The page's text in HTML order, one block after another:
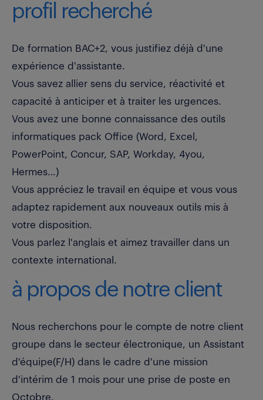
profil recherché
De formation BAC+2, vous justifiez déjà d'une
expérience d'assistante.
Vous savez allier sens du service, réactivité et
capacité à anticiper et à traiter les urgences.
Vous avez une bonne connaissance des outils
informatiques pack Office (Word, Excel,
PowerPoint, Concur, SAP, Workday, 4you,
Hermes…)
Vous appréciez le travail en équipe et vous vous
adaptez rapidement aux nouveaux outils mis à
votre disposition.
Vous parlez l'anglais et aimez travailler dans un
contexte international.
à propos de notre client
Nous recherchons pour le compte de notre client
groupe dans le secteur électronique, un Assistant
d'équipe(F/H) dans le cadre d'une mission
d'intérim de 1 mois pour une prise de poste en
Octobre.